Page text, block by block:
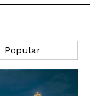
Popular